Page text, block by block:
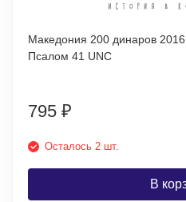
Македония 200 динаров 2016
Псалом 41 UNC
795 ₽
Осталось 2 шт.
В